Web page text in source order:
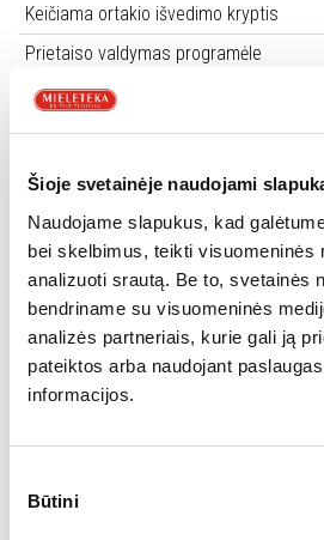
Šioje svetainėje naudojami
Naudojame slapukus, kad
bei skelbimus, teikti visuomeninės
analizuoti srautą. Be to, svetainės
bendriname su visuomeninės
analizės partneriais, kurie gali ją
pateiktos arba naudojant
informacijos.
pasirinkimas
Būtini
Keičiama ortakio išvedimo kryptis
Prietaiso valdymas programėle
Minimalus galingumas (m3/h, pagal
IEC 61591)
IEC 61591)
Metinės energijos sąnaudos
Energijos vartojimo efektyvumo klasė
Skysčių dinaminio efektyvumo klasė
Apšvietimo efektyvumo klasė
Riebalinio filtro efektyvumo klasė
Minimalus aukštis